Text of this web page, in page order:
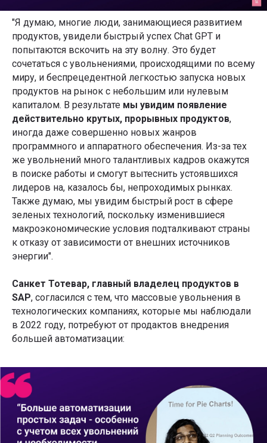
"Я думаю, многие люди, занимающиеся развитием
продуктов, увидели быстрый успех Chat GPT и
попытаются вскочить на эту волну. Это будет
сочетаться с увольнениями, происходящими по всему
миру, и беспрецедентной легкостью запуска новых
продуктов на рынок с небольшим или нулевым
капиталом. В результате мы увидим появление
действительно крутых, прорывных продуктов,
иногда даже совершенно новых жанров
программного и аппаратного обеспечения. Из-за тех
же увольнений много талантливых кадров окажутся
в поиске работы и смогут вытеснить устоявшихся
лидеров на, казалось бы, непроходимых рынках.
Также думаю, мы увидим быстрый рост в сфере
зеленых технологий, поскольку изменившиеся
макроэкономические условия подталкивают страны
к отказу от зависимости от внешних источников
энергии".
Санкет Тотевар, главный владелец продуктов в
SAP, согласился с тем, что массовые увольнения в
технологических компаниях, которые мы наблюдали
в 2022 году, потребуют от продактов внедрения
большей автоматизации: